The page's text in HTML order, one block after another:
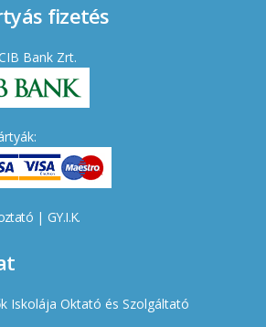
fizetés
Bank Zrt.
| GY.I.K.
Iskolája Oktató és Szolgáltató